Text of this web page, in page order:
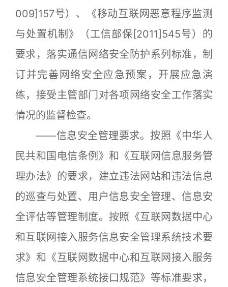
009]157号）、《移动互联网恶意程序监测
与处置机制》（工信部保[2011]545号）的
要求，落实通信网络安全防护系列标准，制
订并完善网络安全应急预案，开展应急演
练，接受主管部门对各项网络安全工作落实
情况的监督检查。
——信息安全管理要求。按照《中华人
民共和国电信条例》和《互联网信息服务管
理办法》的要求，建立违法网站和违法信息
的巡查与处置、用户信息安全管理、信息安
全评估等管理制度。按照《互联网数据中心
和互联网接入服务信息安全管理系统技术要
求》和《互联网数据中心和互联网接入服务
信息安全管理系统接口规范》等标准要求，